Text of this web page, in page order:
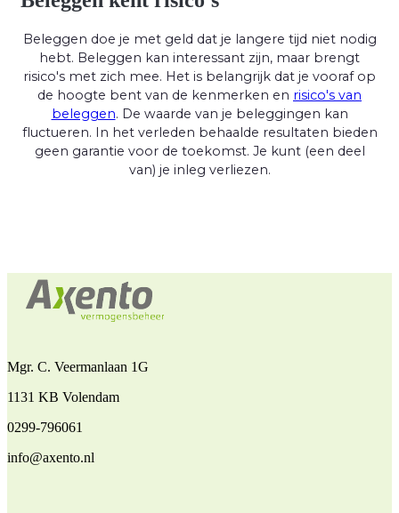
Beleggen doe je met geld dat je langere tijd niet nodig
hebt. Beleggen kan interessant zijn, maar brengt
risico's met zich mee. Het is belangrijk dat je vooraf op
de hoogte bent van de kenmerken en risico's van
beleggen. De waarde van je beleggingen kan
fluctueren. In het verleden behaalde resultaten bieden
geen garantie voor de toekomst. Je kunt (een deel
van) je inleg verliezen.
Mgr. C. Veermanlaan 1G
1131 KB Volendam
0299-796061
info@axento.nl